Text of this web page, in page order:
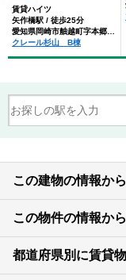
賃貸ハイツ
矢作橋駅 / 徒歩25分
クレール杉山 B棟
この建物の情報か
この物件の情報か
都道府県別に賃貸